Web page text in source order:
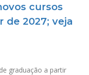
cursos
de 2027; veja
graduação a partir